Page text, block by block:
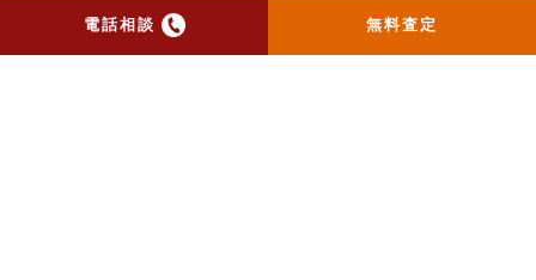
電話相談 無料査定